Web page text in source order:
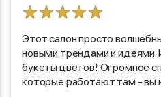
Этот салон просто
новыми трендами и идеями.
букеты цветов! Огромное
которые работают там - вы